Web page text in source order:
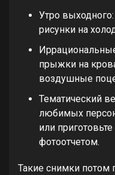
Утро
рисунки на
прыжки на
воздушные
Тематический
любимых
или
фотоотчетом.
Такие снимки потом